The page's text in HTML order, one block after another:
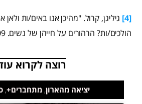
[4]
גיליגן, קרול. "מהיכן אנו באים/ות ולאן
הולכים/ות? הרהורים על חייהן של נשים. 2009.
רוצה לקרוא
יציאה מהארון, מתחברים+,